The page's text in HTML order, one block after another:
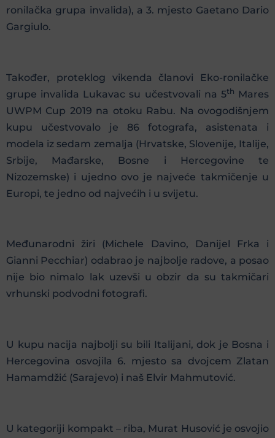
ronilačka grupa invalida), a 3. mjesto Gaetano Dario
Gargiulo.
Također, proteklog vikenda članovi Eko-ronilačke
grupe invalida Lukavac su učestvovali na 5th Mares
UWPM Cup 2019 na otoku Rabu. Na ovogodišnjem
kupu učestvovalo je 86 fotografa, asistenata i
modela iz sedam zemalja (Hrvatske, Slovenije, Italije,
Srbije, Mađarske, Bosne i Hercegovine te
Nizozemske) i ujedno ovo je najveće takmičenje u
Europi, te jedno od najvećih i u svijetu.
Međunarodni žiri (Michele Davino, Danijel Frka i
Gianni Pecchiar) odabrao je najbolje radove, a posao
nije bio nimalo lak uzevši u obzir da su takmičari
vrhunski podvodni fotografi.
U kupu nacija najbolji su bili Italijani, dok je Bosna i
Hercegovina osvojila 6. mjesto sa dvojcem Zlatan
Hamamdžić (Sarajevo) i naš Elvir Mahmutović.
U kategoriji kompakt – riba, Murat Husović je osvojio